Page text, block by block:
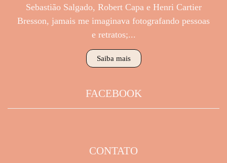
Sebastião Salgado, Robert Capa e Henri Cartier
Bresson, jamais me imaginava fotografando pessoas
e retratos;...
Saiba mais
FACEBOOK
CONTATO